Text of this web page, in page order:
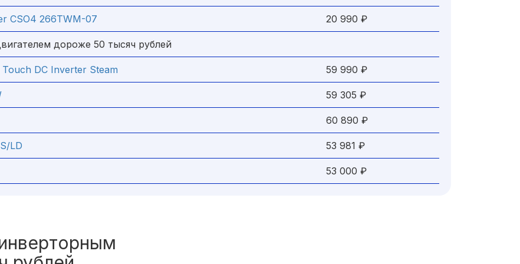
CSO4 266TWM-07 20 990 ₽
дороже 50 тысяч рублей
DC Inverter Steam 59 990 ₽
59 305 ₽
60 890 ₽
LD 53 981 ₽
53 000 ₽